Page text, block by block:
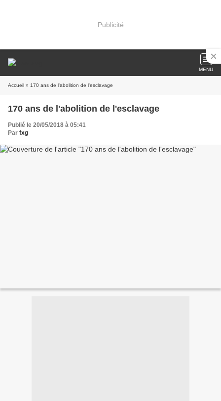
Publicité
MENU
Accueil » 170 ans de l'abolition de l'esclavage
170 ans de l'abolition de l'esclavage
Publié le 20/05/2018 à 05:41
Par fxg